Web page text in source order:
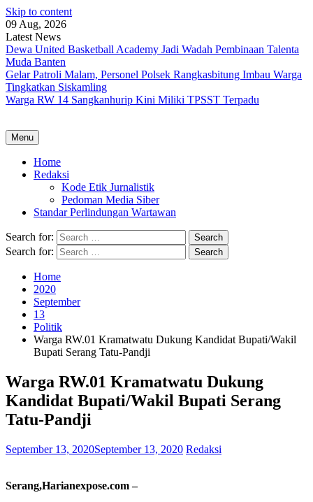
Skip to content
09 Aug, 2026
Latest News
Dewa United Basketball Academy Jadi Wadah Pembinaan Talenta
Muda Banten
Gelar Patroli Malam, Personel Polsek Rangkasbitung Imbau Warga
Tingkatkan Siskamling
Warga RW 14 Sangkanhurip Kini Miliki TPSST Terpadu
Menu
Home
Redaksi
Kode Etik Jurnalistik
Pedoman Media Siber
Standar Perlindungan Wartawan
Search for:
Search for:
Home
2020
September
13
Politik
Warga RW.01 Kramatwatu Dukung Kandidat Bupati/Wakil
Bupati Serang Tatu-Pandji
Warga RW.01 Kramatwatu Dukung
Kandidat Bupati/Wakil Bupati Serang
Tatu-Pandji
September 13, 2020September 13, 2020 Redaksi
Serang,Harianexpose.com –